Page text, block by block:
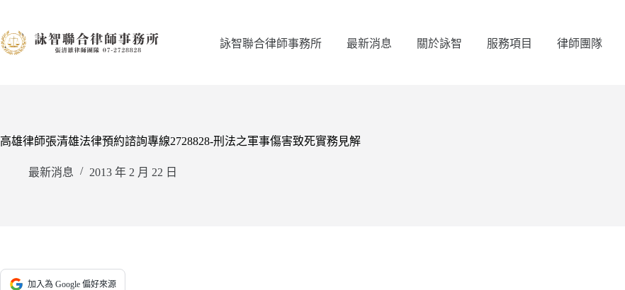
主
詠智聯合律師事務所 最新消息 關於詠智 服務項目 律師團隊
高雄律師張清雄法律預約諮詢專線2728828-刑法之軍事傷害致死實務見解
最新消息 2013 年 2 月 22 日
加入為 Google 偏好來源